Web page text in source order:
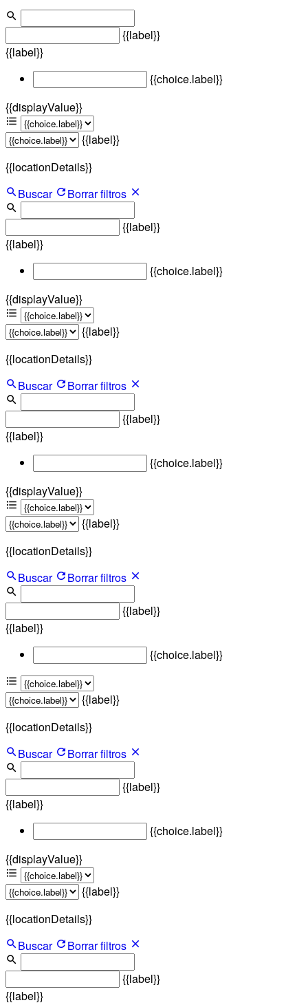
{{label}}
{{label}}
{{choice.label}}
{{displayValue}}
{{label}}
{{locationDetails}}
Buscar
Borrar filtros
{{label}}
{{label}}
{{choice.label}}
{{displayValue}}
{{label}}
{{locationDetails}}
Buscar
Borrar filtros
{{label}}
{{label}}
{{choice.label}}
{{displayValue}}
{{label}}
{{locationDetails}}
Buscar
Borrar filtros
{{label}}
{{label}}
{{choice.label}}
{{label}}
{{locationDetails}}
Buscar
Borrar filtros
{{label}}
{{label}}
{{choice.label}}
{{displayValue}}
{{label}}
{{locationDetails}}
Buscar
Borrar filtros
{{label}}
{{label}}